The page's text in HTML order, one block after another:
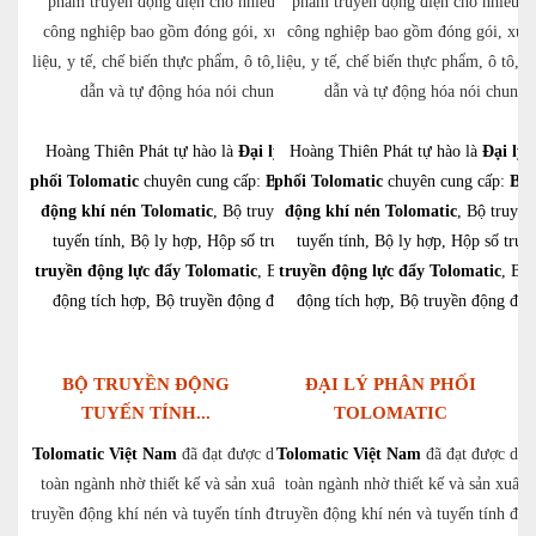
công nghiệp bao gồm đóng gói, xử lý vật
liệu, y tế, chế biến thực phẩm, ô tô, chất bán
dẫn và tự động hóa nói chung.
Hoàng Thiên Phát tự hào là Đại lý phân
phối Tolomatic chuyên cung cấp: Bộ truyền
động khí nén Tolomatic, Bộ truyền động
tuyến tính, Bộ ly hợp, Hộp số trục, Bộ
truyền động lực đẩy Tolomatic, Bộ truyền
động tích hợp, Bộ truyền động điện,…
BỘ TRUYỀN ĐỘNG
TUYẾN TÍNH...
công nghiệp bao gồm đóng gói, xử
liệu, y tế, chế biến thực phẩm, ô tô,
dẫn và tự động hóa nói chung.
Hoàng Thiên Phát tự hào là Đại lý
phối Tolomatic chuyên cung cấp: Bộ
động khí nén Tolomatic, Bộ truyền
tuyến tính, Bộ ly hợp, Hộp số
truyền động lực đẩy Tolomatic, Bộ
động tích hợp, Bộ truyền động
ĐẠI LÝ PHÂN PHỐI
TOLOMATIC
Tolomatic Việt Namđã đạt được danh tiếng
toàn ngành nhờ thiết kế và sản xuất các bộ
truyền động khí nén và tuyến tính điện có độ
Tolomatic Việt Namđã đạt được
toàn ngành nhờ thiết kế và sản xuất
truyền động khí nén và tuyến tính